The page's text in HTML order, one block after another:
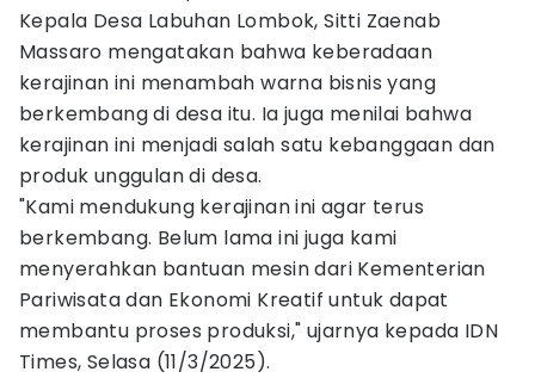
Kepala Desa Labuhan Lombok, Sitti Zaenab
Massaro mengatakan bahwa keberadaan
kerajinan ini menambah warna bisnis yang
berkembang di desa itu. Ia juga menilai bahwa
kerajinan ini menjadi salah satu kebanggaan dan
produk unggulan di desa.
"Kami mendukung kerajinan ini agar terus
berkembang. Belum lama ini juga kami
menyerahkan bantuan mesin dari Kementerian
Pariwisata dan Ekonomi Kreatif untuk dapat
membantu proses produksi," ujarnya kepada IDN
Times, Selasa (11/3/2025).